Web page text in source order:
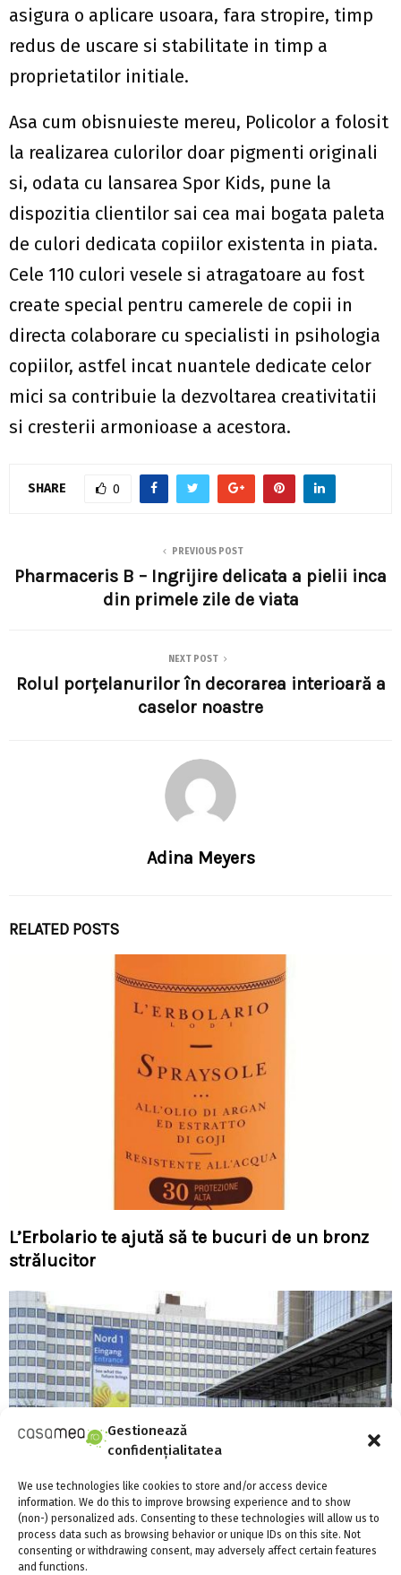
Gestionează
confidențialitatea
We use technologies like cookies to store and/or access device
information. We do this to improve browsing experience and to show
(non-) personalized ads. Consenting to these technologies will allow us to
process data such as browsing behavior or unique IDs on this site. Not
consenting or withdrawing consent, may adversely affect certain features
and functions.
asigura o aplicare usoara, fara stropire, timp
redus de uscare si stabilitate in timp a
proprietatilor initiale.
Asa cum obisnuieste mereu, Policolor a folosit
la realizarea culorilor doar pigmenti originali
si, odata cu lansarea Spor Kids, pune la
dispozitia clientilor sai cea mai bogata paleta
de culori dedicata copiilor existenta in piata.
Cele 110 culori vesele si atragatoare au fost
create special pentru camerele de copii in
directa colaborare cu specialisti in psihologia
copiilor, astfel incat nuantele dedicate celor
mici sa contribuie la dezvoltarea creativitatii
si cresterii armonioase a acestora.
SHARE 0
PREVIOUS POST
Pharmaceris B – Ingrijire delicata a pielii inca
din primele zile de viata
NEXT POST
Rolul porţelanurilor în decorarea interioară a
caselor noastre
Adina Meyers
RELATED POSTS
L’Erbolario te ajută să te bucuri de un bronz
strălucitor